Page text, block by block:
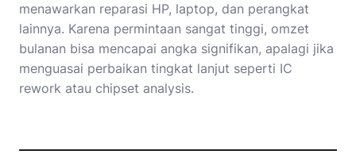
menawarkan reparasi HP, laptop, dan perangkat
lainnya. Karena permintaan sangat tinggi, omzet
bulanan bisa mencapai angka signifikan, apalagi jika
menguasai perbaikan tingkat lanjut seperti IC
rework atau chipset analysis.